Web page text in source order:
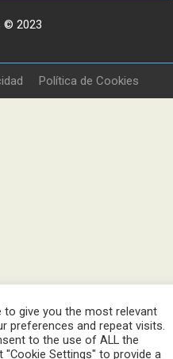
© 2023
give you the most relevant
preferences and repeat visits.
to the use of ALL the
"Cookie Settings" to provide a
Política de Cookies